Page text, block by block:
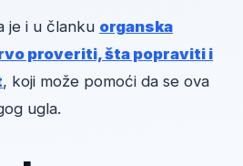
je i u članku organska
proveriti, šta popraviti i
, koji može pomoći da se ova
ugla.